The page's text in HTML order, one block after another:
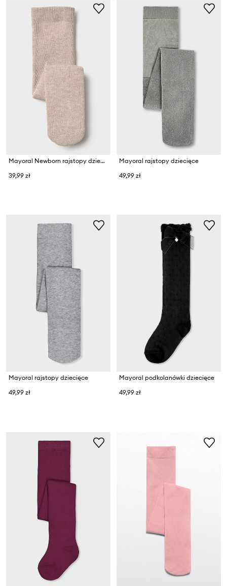
Mayoral Newborn rajstopy dziecięce
39,99 zł
Mayoral rajstopy dziecięce
49,99 zł
Mayoral rajstopy dziecięce
49,99 zł
Mayoral podkolanówki dziecięce
49,99 zł